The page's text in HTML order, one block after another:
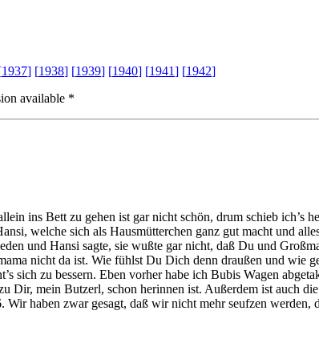
1937] [1938] [1939] [1940] [1941] [1942]
available *
ins Bett zu gehen ist gar nicht schön, drum schieb ich’s
welche sich als Hausmütterchen ganz gut macht und
und Hansi sagte, sie wußte gar nicht, daß Du und
nicht da ist. Wie fühlst Du Dich denn draußen und wie
sich zu bessern. Eben vorher habe ich Bubis Wagen
Dir, mein Butzerl, schon herinnen ist. Außerdem ist auch
haben zwar gesagt, daß wir nicht mehr seufzen werden,